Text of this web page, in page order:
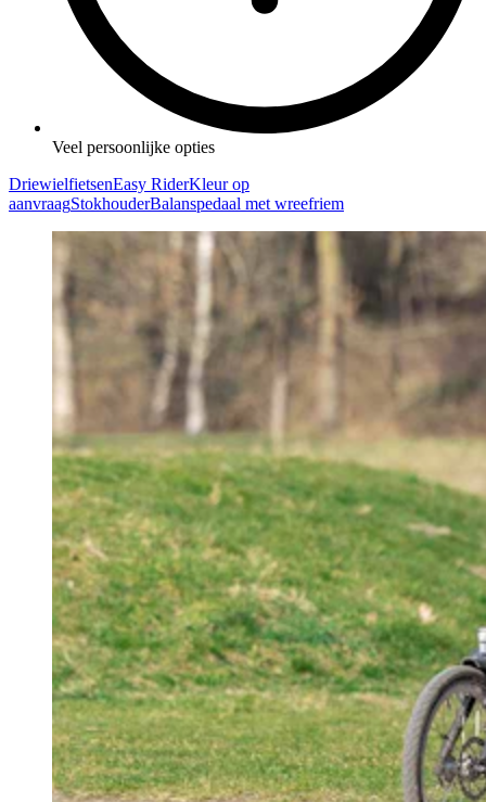
Veel persoonlijke opties
DriewielfietsenEasy RiderKleur op
aanvraagStokhouderBalanspedaal met wreefriem